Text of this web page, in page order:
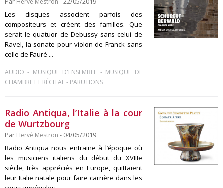
Par Hervé Mestron - 22/05/2019
Les disques associent parfois des
compositeurs et créent des familles. Que
serait le quatuor de Debussy sans celui de
Ravel, la sonate pour violon de Franck sans
celle de Fauré ...
AUDIO - MUSIQUE D'ENSEMBLE - MUSIQUE DE
CHAMBRE ET RÉCITAL- PARUTIONS
Radio Antiqua, l’Italie à la cour
de Wurtzbourg
Par Hervé Mestron - 04/05/2019
Radio Antiqua nous entraine à l’époque où
les musiciens italiens du début du XVIIIe
siècle, très appréciés en Europe, quittaient
leur Italie natale pour faire carrière dans les